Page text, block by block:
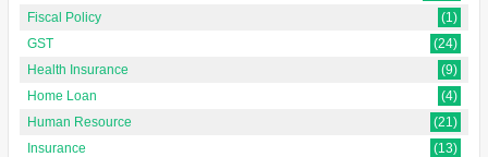
Fiscal Policy
(1)
GST
(24)
Health Insurance
(9)
Home Loan
(4)
Human Resource
(21)
Insurance
(13)